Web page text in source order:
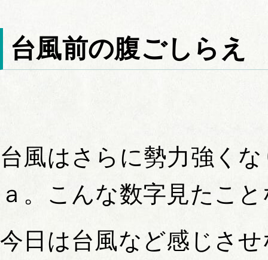
台風前の腹ごしらえ
台風はさらに勢力強く
ａ。こんな数字見たこ
今日は台風など感じさ